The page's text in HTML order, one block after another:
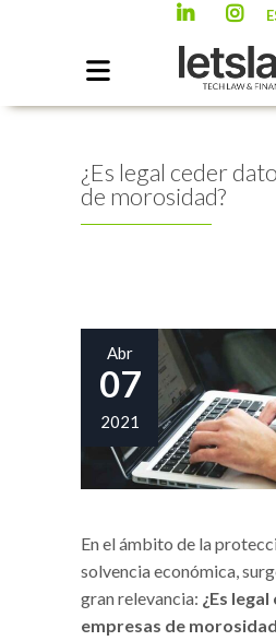
¿Es legal ceder
de morosidad?
Abr
07
2021
En el ámbito de la
solvencia económica,
gran relevancia: ¿Es
empresas de